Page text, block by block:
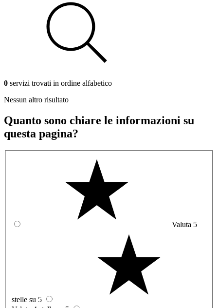
0 servizi trovati in ordine alfabetico
Nessun altro risultato
Quanto sono chiare le informazioni su
questa pagina?
Valuta 5
stelle su 5